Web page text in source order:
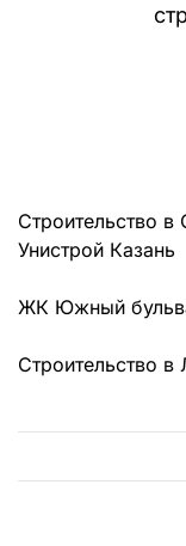
Строительство в
Унистрой Казань
ЖК Южный
Строительство